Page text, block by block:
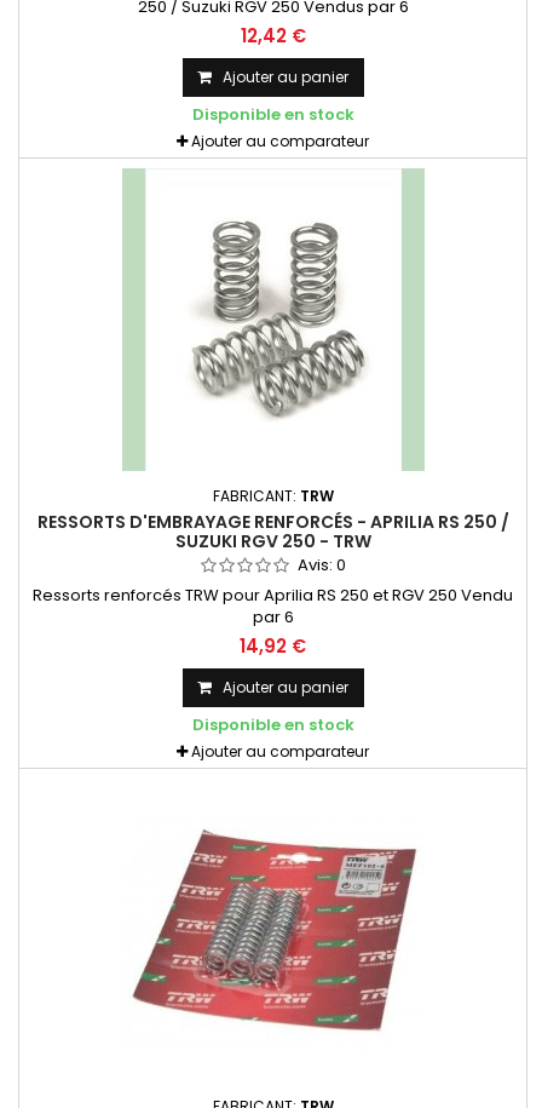
250 / Suzuki RGV 250 Vendus par 6
12,42 €
Ajouter au panier
Disponible en stock
Ajouter au comparateur
FABRICANT: TRW
RESSORTS D'EMBRAYAGE RENFORCÉS - APRILIA RS 250 /
SUZUKI RGV 250 - TRW
Avis: 0
Ressorts renforcés TRW pour Aprilia RS 250 et RGV 250 Vendu
par 6
14,92 €
Ajouter au panier
Disponible en stock
Ajouter au comparateur